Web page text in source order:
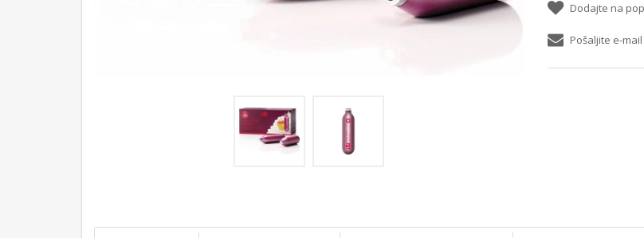
Dodajte na
Pošaljite e-